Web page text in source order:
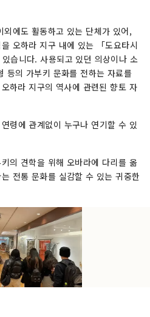
에도 활동하고 있는 단체가 있어,
오하라 지구 내에 있는 「도요타시
습니다. 사용되고 있던 의상이나 소
등의 가부키 문화를 전하는 자료를
하라 지구의 역사에 관련된 향토 자
령에 관계없이 누구나 연기할 수 있
의 견학을 위해 오바라에 다리를 옮
전통 문화를 실감할 수 있는 귀중한